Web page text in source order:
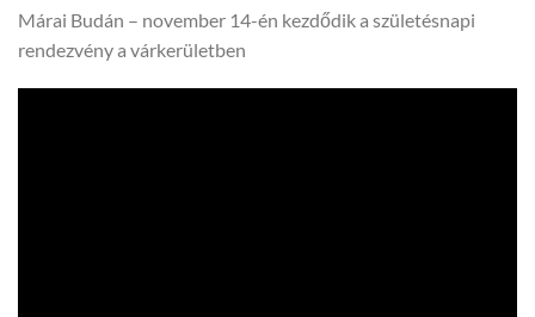
Márai Budán – november 14-én kezdődik a születésnapi
rendezvény a várkerületben